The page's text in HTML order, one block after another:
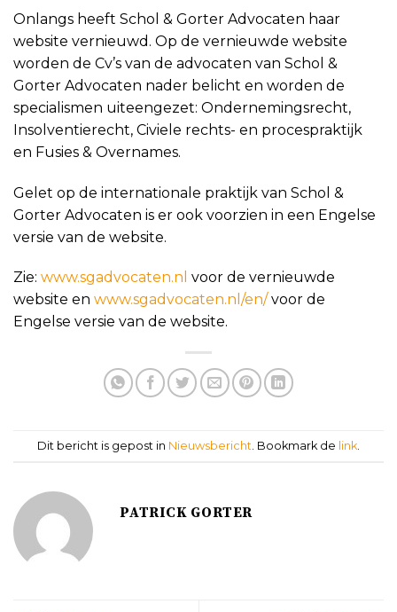
Onlangs heeft Schol & Gorter Advocaten haar
website vernieuwd. Op de vernieuwde website
worden de Cv’s van de advocaten van Schol &
Gorter Advocaten nader belicht en worden de
specialismen uiteengezet: Ondernemingsrecht,
Insolventierecht, Civiele rechts- en procespraktijk
en Fusies & Overnames.
Gelet op de internationale praktijk van Schol &
Gorter Advocaten is er ook voorzien in een Engelse
versie van de website.
Zie: www.sgadvocaten.nl voor de vernieuwde
website en www.sgadvocaten.nl/en/voor de
Engelse versie van de website.
Dit bericht is gepost in Nieuwsbericht . Bookmark de link
PATRICK GORTER